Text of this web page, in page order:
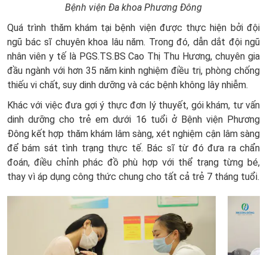
Bệnh viện Đa khoa Phương Đông
Quá trình thăm khám tại bệnh viện được thực hiện bởi đội
ngũ bác sĩ chuyên khoa lâu năm. Trong đó, dẫn dắt đội ngũ
nhân viên y tế là PGS.TS.BS Cao Thị Thu Hương, chuyên gia
đầu ngành với hơn 35 năm kinh nghiệm điều trị, phòng chống
thiếu vi chất, suy dinh dưỡng và các bệnh không lây nhiễm.
Khác với việc đưa gợi ý thực đơn lý thuyết, gói khám, tư vấn
dinh dưỡng cho trẻ em dưới 16 tuổi ở Bệnh viện Phương
Đông kết hợp thăm khám lâm sàng, xét nghiệm cận lâm sàng
để bám sát tình trạng thực tế. Bác sĩ từ đó đưa ra chẩn
đoán, điều chỉnh phác đồ phù hợp với thể trạng từng bé,
thay vì áp dụng công thức chung cho tất cả trẻ 7 tháng tuổi.